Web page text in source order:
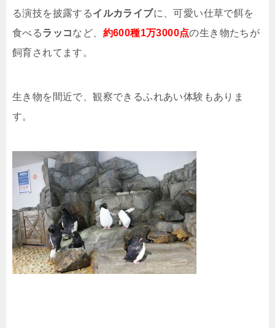
る演技を披露するイルカライブに、可愛い仕草で餌を
食べるラッコなど、 約600種1万3000点の生き物たちが
飼育されてます。
生き物を間近で、観察できるふれあい体験もありま
す。